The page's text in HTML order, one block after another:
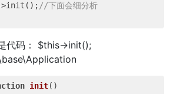
>init(); //下面会细分析
代码： $this->init();
init()